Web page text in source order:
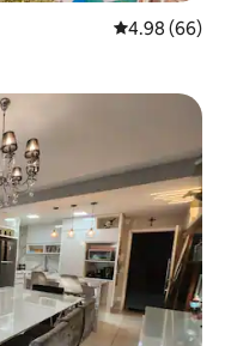
औसत रेटिंग 5 में
4.98 (66)